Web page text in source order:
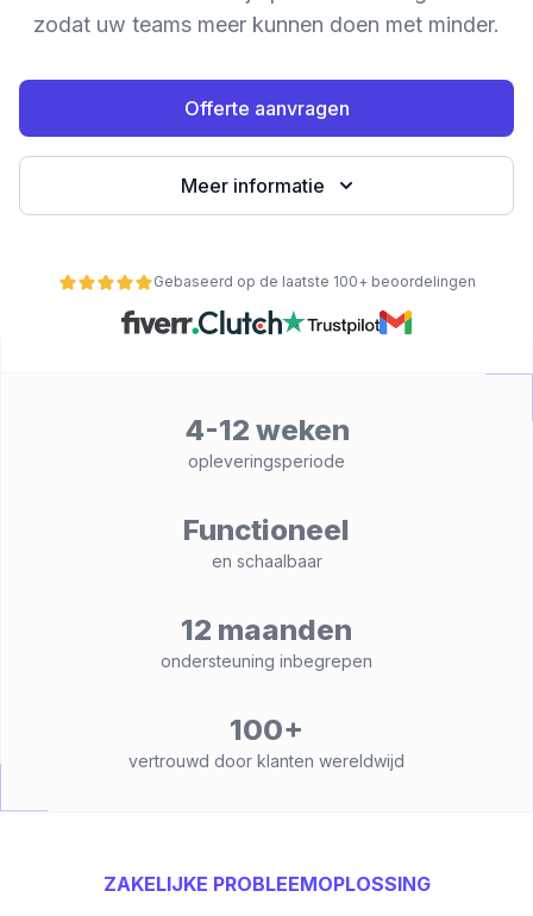
zodat uw teams meer kunnen doen met minder.
Offerte aanvragen
Meer informatie
Gebaseerd op de laatste 100+ beoordelingen
4-12 weken
opleveringsperiode
Functioneel
en schaalbaar
12 maanden
ondersteuning inbegrepen
100+
vertrouwd door klanten wereldwijd
ZAKELIJKE PROBLEEMOPLOSSING